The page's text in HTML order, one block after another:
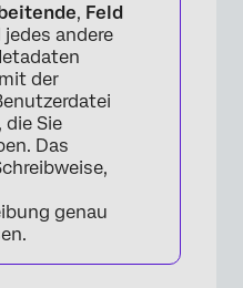
, Feld
jedes andere
der
Sie
Das
genau